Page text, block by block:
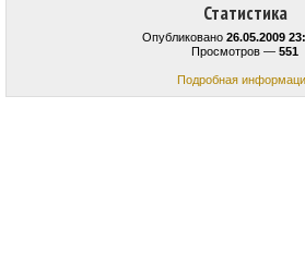
Статистика
Опубликовано 26.05.2009
Просмотров — 551
Подробная